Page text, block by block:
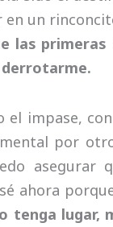
en un
las primeras
el impase,
por
ahora
tenga lugar,